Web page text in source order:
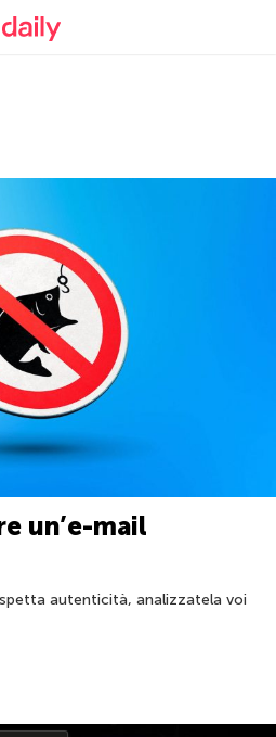
Blog ufficiale di Kaspersky
un’e-mail
autenticità, analizzatela voi